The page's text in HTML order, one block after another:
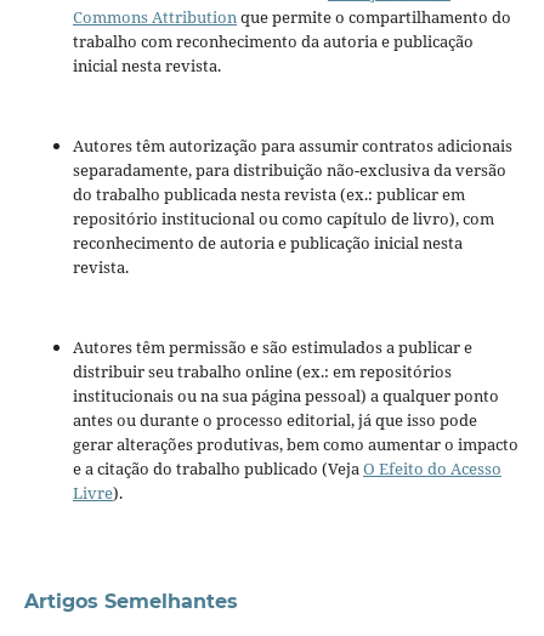
Commons Attributionque permite o compartilhamento do
trabalho com reconhecimento da autoria e publicação
inicial nesta revista.
Autores têm autorização para assumir contratos adicionais
separadamente, para distribuição não-exclusiva da versão
do trabalho publicada nesta revista (ex.: publicar em
repositório institucional ou como capítulo de livro), com
reconhecimento de autoria e publicação inicial nesta
revista.
Autores têm permissão e são estimulados a publicar e
distribuir seu trabalho online (ex.: em repositórios
institucionais ou na sua página pessoal) a qualquer ponto
antes ou durante o processo editorial, já que isso pode
gerar alterações produtivas, bem como aumentar o impacto
e a citação do trabalho publicado (VejaO Efeito do Acesso
Livre).
Artigos Semelhantes